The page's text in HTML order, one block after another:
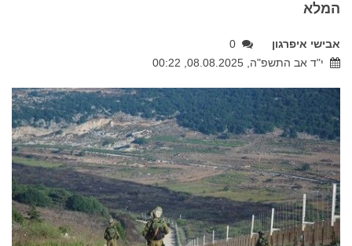
המלא
אבישי איפרגון
0
י"ד אב התשפ"ה, 08.08.2025, 00:22